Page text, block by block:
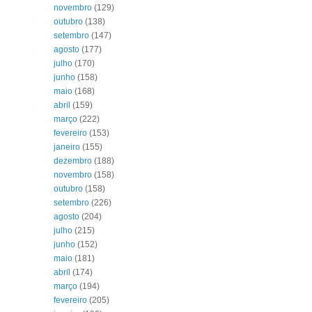
novembro (129)
outubro (138)
setembro (147)
agosto (177)
julho (170)
junho (158)
maio (168)
abril (159)
março (222)
fevereiro (153)
janeiro (155)
dezembro (188)
novembro (158)
outubro (158)
setembro (226)
agosto (204)
julho (215)
junho (152)
maio (181)
abril (174)
março (194)
fevereiro (205)